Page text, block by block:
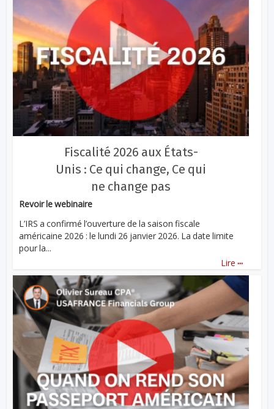
Fiscalité 2026 aux États-
Unis : Ce qui change, Ce qui
ne change pas
Revoir le webinaire
L’IRS a confirmé l’ouverture de la saison fiscale
américaine 2026 : le lundi 26 janvier 2026. La date limite
pour la...
Lire ...